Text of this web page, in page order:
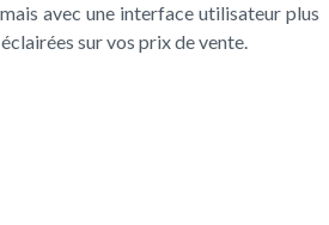
avec une interface utilisateur plus
sur vos prix de vente.